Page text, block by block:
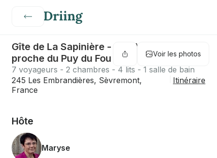
Voir les photos
Gîte de La Sapinière - Gîte Vendée
proche du Puy du Fou 15 min
7 voyageurs - 2 chambres - 4 lits - 1 salle de bain
245 Les Embrandières, Sèvremont,
France
Itinéraire
Hôte
Maryse